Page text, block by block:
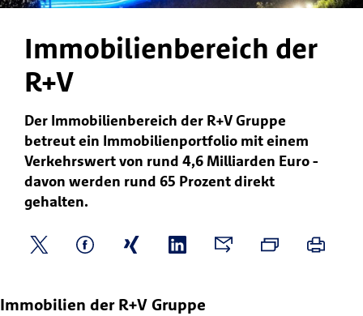
Karriere
Immobilienbereich der
R+V
Der Immobilienbereich der R+V Gruppe
betreut ein Immobilienportfolio mit einem
Verkehrswert von rund 4,6 Milliarden Euro -
davon werden rund 65 Prozent direkt
gehalten.
Immobilien der R+V Gruppe